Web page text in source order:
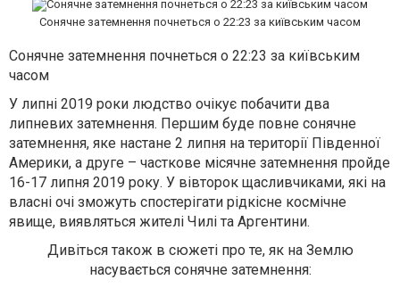
Сонячне затемнення почнеться о 22:23 за київським часом
Сонячне затемнення почнеться о 22:23 за київським
часом
У липні 2019 роки людство очікує побачити два
липневих затемнення. Першим буде повне сонячне
затемнення, яке настане 2 липня на території Південної
Америки, а друге – часткове місячне затемнення пройде
16-17 липня 2019 року. У вівторок щасливчиками, які на
власні очі зможуть спостерігати рідкісне космічне
явище, виявляться жителі Чилі та Аргентини.
Дивіться також в сюжеті про те, як на Землю
насувається сонячне затемнення: